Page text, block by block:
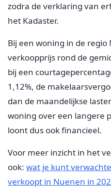
zodra de verklaring van
het Kadaster.
Bij een woning in de
verkoopprijs rond de
bij een
1,12%, de
dan de maandelijkse
woning over een langere
loont dus ook financieel.
Voor meer inzicht in het
ook: wat je kunt
verkoopt in Nuenen in